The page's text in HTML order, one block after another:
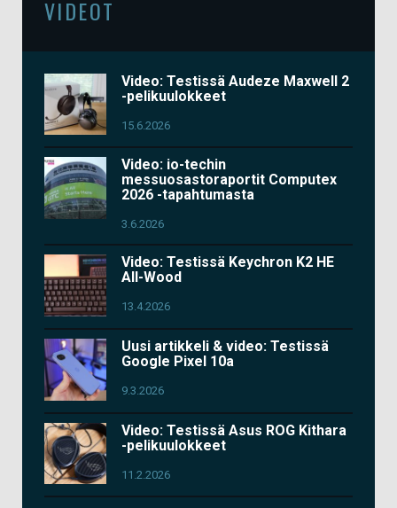
VIDEOT
Video: Testissä Audeze Maxwell 2
-pelikuulokkeet
15.6.2026
Video: io-techin
messuosastoraportit Computex
2026 -tapahtumasta
3.6.2026
Video: Testissä Keychron K2 HE
All-Wood
13.4.2026
Uusi artikkeli & video: Testissä
Google Pixel 10a
9.3.2026
Video: Testissä Asus ROG Kithara
-pelikuulokkeet
11.2.2026